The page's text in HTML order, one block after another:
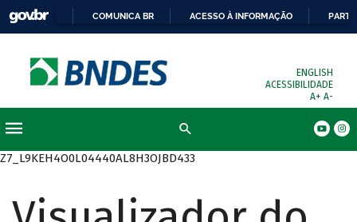
COMUNICA BR ACESSO À INFORMAÇÃO
ENGLISH
ACESSIBILIDADE
A+ A-
Z7_L9KEH4O0L04440AL8H3OJBD433